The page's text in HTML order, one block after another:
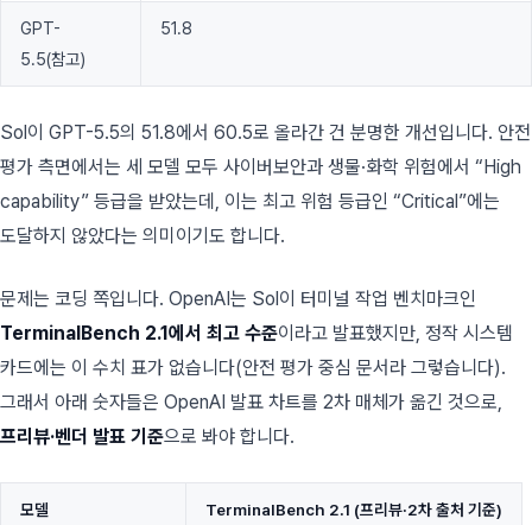
GPT-
5.5(참고)
51.8
Sol이 GPT-5.5의 51.8에서 60.5로 올라간 건 분명한 개선입니다. 안전
평가 측면에서는 세 모델 모두 사이버보안과 생물·화학 위험에서 “High
capability” 등급을 받았는데, 이는 최고 위험 등급인 “Critical”에는
도달하지 않았다는 의미이기도 합니다.
문제는 코딩 쪽입니다. OpenAI는 Sol이 터미널 작업 벤치마크인
TerminalBench 2.1에서 최고 수준이라고 발표했지만, 정작 시스템
카드에는 이 수치 표가 없습니다(안전 평가 중심 문서라 그렇습니다).
그래서 아래 숫자들은 OpenAI 발표 차트를 2차 매체가 옮긴 것으로,
프리뷰·벤더 발표 기준으로 봐야 합니다.
모델 TerminalBench 2.1 (프리뷰·2차 출처 기준)